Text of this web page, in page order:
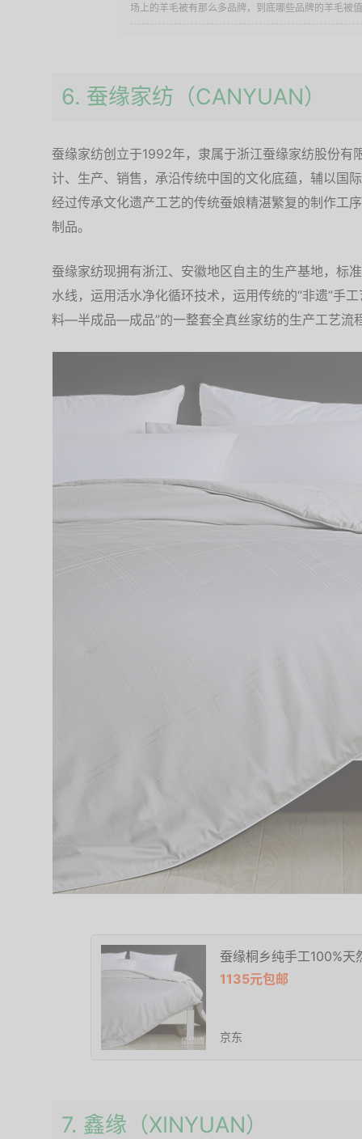
场上的羊毛被有那么多品牌，到底哪些品牌的羊毛被
6. 蚕缘家纺（CANYUAN）
蚕缘家纺创立于1992年，隶属于浙江蚕缘家纺股份有
计、生产、销售，承沿传统中国的文化底蕴，辅以国
经过传承文化遗产工艺的传统蚕娘精湛繁复的制作工
制品。
蚕缘家纺现拥有浙江、安徽地区自主的生产基地，标
水线，运用活水净化循环技术，运用传统的“非遗”手
料—半成品—成品”的一整套全真丝家纺的生产工艺流
蚕缘桐乡纯手工100%天
1135元包邮
京东
7. 鑫缘（XINYUAN）